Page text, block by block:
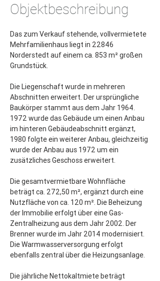
Objektbeschreibung
Das zum Verkauf stehende, vollvermietete
Mehrfamilienhaus liegt in 22846
Norderstedt auf einem ca. 853 m² großen
Grundstück.
Die Liegenschaft wurde in mehreren
Abschnitten erweitert. Der ursprüngliche
Baukörper stammt aus dem Jahr 1964.
1972 wurde das Gebäude um einen Anbau
im hinteren Gebäudeabschnitt ergänzt,
1980 folgte ein weiterer Anbau, gleichzeitig
wurde der Anbau aus 1972 um ein
zusätzliches Geschoss erweitert.
Die gesamtvermietbare Wohnfläche
beträgt ca. 272,50 m², ergänzt durch eine
Nutzfläche von ca. 120 m². Die Beheizung
der Immobilie erfolgt über eine Gas-
Zentralheizung aus dem Jahr 2002. Der
Brenner wurde im Jahr 2014 modernisiert.
Die Warmwasserversorgung erfolgt
ebenfalls zentral über die Heizungsanlage.
Die jährliche Nettokaltmiete beträgt